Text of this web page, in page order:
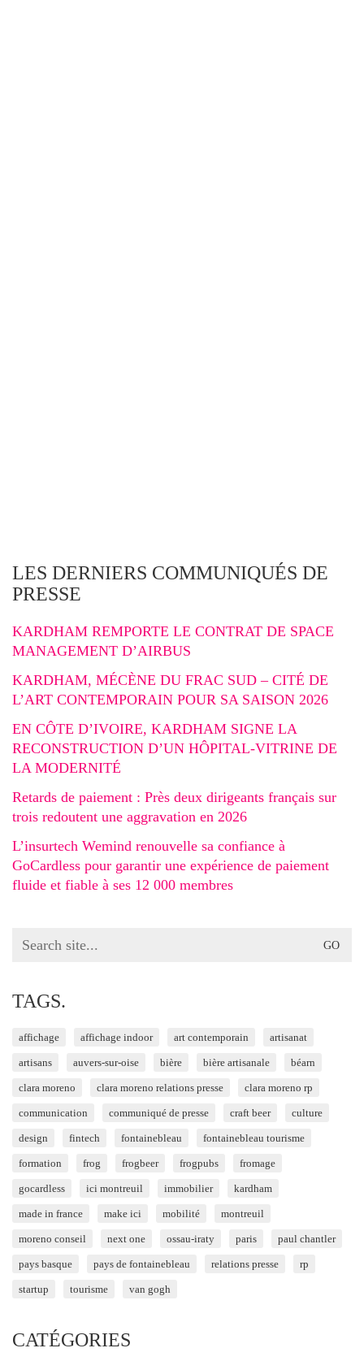
LES DERNIERS COMMUNIQUÉS DE
PRESSE
KARDHAM REMPORTE LE CONTRAT DE SPACE
MANAGEMENT D’AIRBUS
KARDHAM, MÉCÈNE DU FRAC SUD – CITÉ DE
L’ART CONTEMPORAIN POUR SA SAISON 2026
EN CÔTE D’IVOIRE, KARDHAM SIGNE LA
RECONSTRUCTION D’UN HÔPITAL-VITRINE DE
LA MODERNITÉ
Retards de paiement : Près deux dirigeants français sur
trois redoutent une aggravation en 2026
L’insurtech Wemind renouvelle sa confiance à
GoCardless pour garantir une expérience de paiement
fluide et fiable à ses 12 000 membres
Search
TAGS.
affichage affichage indoor art contemporain artisanat
artisans auvers-sur-oise bière bière artisanale béarn
clara moreno clara moreno relations presse clara moreno rp
communication communiqué de presse craft beer culture
design fintech fontainebleau fontainebleau tourisme
formation frog frogbeer frogpubs fromage
gocardless ici montreuil immobilier kardham
made in france make ici mobilité montreuil
moreno conseil next one ossau-iraty paris paul chantler
pays basque pays de fontainebleau relations presse rp
startup tourisme van gogh
CATÉGORIES